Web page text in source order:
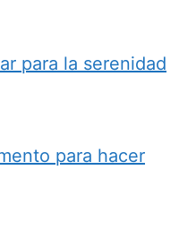
para la serenidad
para hacer